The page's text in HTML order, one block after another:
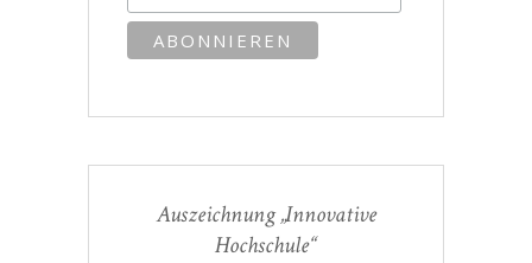
Auszeichnung „Innovative
Hochschule“